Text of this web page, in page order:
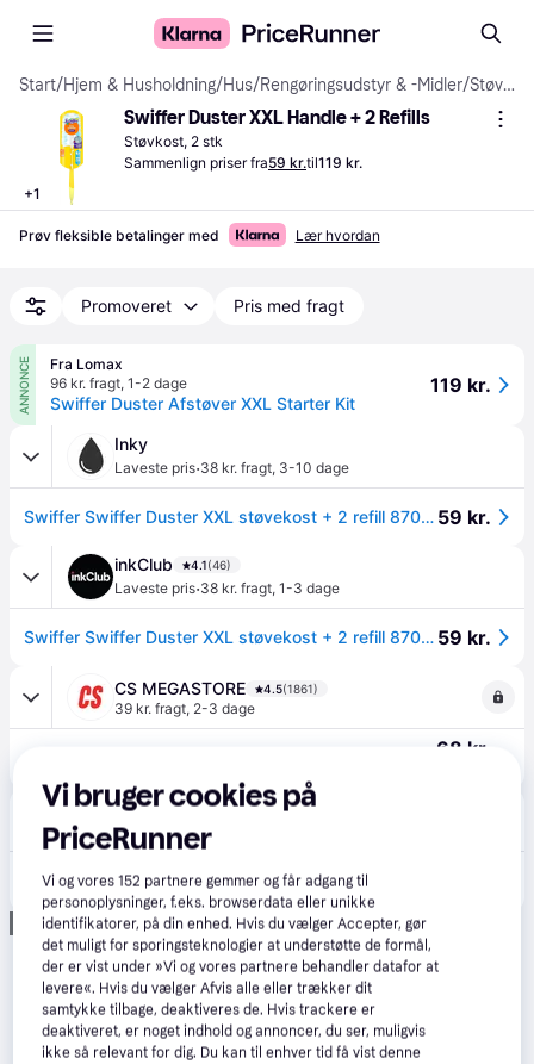
Start/Hjem & Husholdning/Hus/Rengøringsudstyr & -Midler/ Støvkoste
+1
Swiffer Duster XXL Handle + 2 Refills
Støvkost, 2 stk
Sammenlign priser fra59 kr.til119 kr.
Prøv fleksible betalinger med Lær hvordan
Promoveret Pris med fragt
ANNONCE
Fra Lomax
96 kr. fragt, 1-2 dage
Swiffer Duster Afstøver XXL Starter Kit
119 kr.
Inky
Laveste pris·38 kr. fragt, 3-10 dage
Swiffer Swiffer Duster XXL støvekost + 2 refill 8700216669320 59 kr.
inkClub 4.1(46)
Laveste pris·38 kr. fragt, 1-3 dage
Swiffer Swiffer Duster XXL støvekost + 2 refill 8700216669320 59 kr.
CS MEGASTORE 4.5(1861)
39 kr. fragt, 2-3 dage
68 kr.
avXperten 4.8 (428)
49 kr. fragt,1 dag
Swiffer Duster XXL Støvekost Startkit – Teleskopskaft op til 90 cm + 2 Refiller
Eller 3 betalinger af 27 kr.
Annonce
Vi bruger cookies på
PriceRunner
Vi og vores152 partnere gemmer og får adgang til
personoplysninger, f.eks. browserdata eller unikke
identifikatorer, på din enhed. Hvis du vælger Accepter, gør
det muligt for sporingsteknologier at understøtte de formål,
der er vist under »Vi og vores partnere behandler datafor at
levere«. Hvis du vælger Afvis alle eller trækker dit
samtykke tilbage, deaktiveres de. Hvis trackere er
deaktiveret, er noget indhold og annoncer, du ser, muligvis
ikke så relevant for dig. Du kan til enhver tid få vist denne